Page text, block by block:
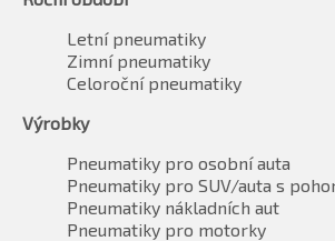
Letní pneumatiky
Zimní pneumatiky
Celoroční pneumatiky
Výrobky
Pneumatiky pro osobní auta
Pneumatiky pro SUV/auta s
Pneumatiky nákladních aut
Pneumatiky pro motorky